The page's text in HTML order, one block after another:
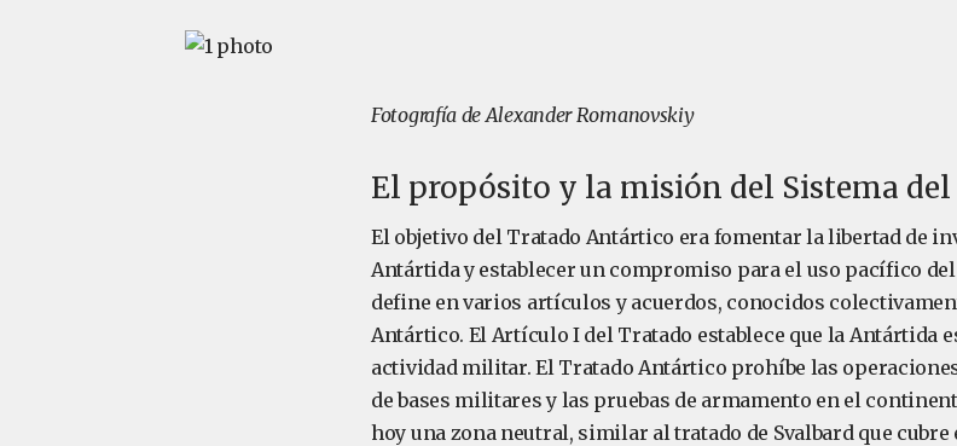
Fotografía de Alexander Romanovskiy
El propósito y la misión del Sistema
El objetivo del Tratado Antártico era fomentar la libertad de
Antártida y establecer un compromiso para el uso pacífico
define en varios artículos y acuerdos, conocidos
Antártico. El Artículo I del Tratado establece que la Antártida
actividad militar. El Tratado Antártico prohíbe las
de bases militares y las pruebas de armamento en el
hoy una zona neutral, similar al tratado de Svalbard que